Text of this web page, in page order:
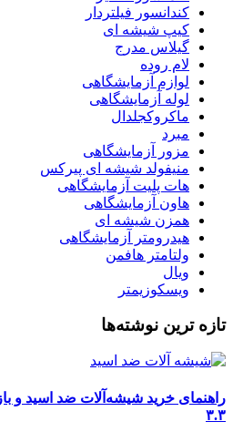
کندانسور فیلتردار
کیپ شیشه ای
گیلاس مدرج
لام روده
لوازم آزمایشگاهی
لوله آزمایشگاهی
ماکروکجلدال
مبرد
مزور آزمایشگاهی
منیفولد شیشه ای پیرکس
هات پلیت آزمایشگاهی
هاون آزمایشگاهی
همزن شیشه ای
هیدرومتر آزمایشگاهی
ولتامتر هافمن
ویال
ویسکوزیمتر
تازه ترین نوشته‌ها
راهنمای خرید شیشه‌آلات ضد اسید و
۳.۳